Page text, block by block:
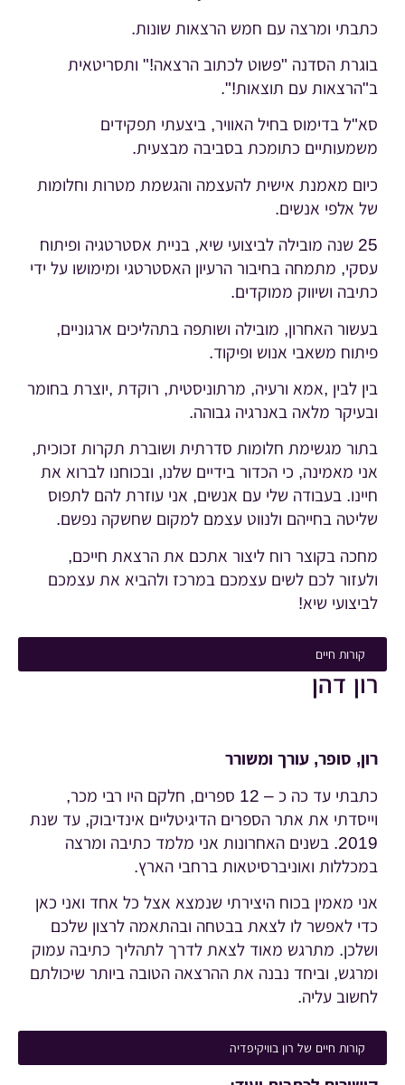
כתבתי ומרצה עם חמש הרצאות שונות.
בוגרת הסדנה "פשוט לכתוב הרצאה!" ותסריטאית
ב"הרצאות עם תוצאות!".
סא"ל בדימוס בחיל האוויר, ביצעתי תפקידים
משמעותיים כתומכת בסביבה מבצעית.
כיום מאמנת אישית להעצמה והגשמת מטרות וחלומות
של אלפי אנשים.
25 שנה מובילה לביצועי שיא, בניית אסטרטגיה ופיתוח
עסקי, מתמחה בחיבור הרעיון האסטרטגי ומימושו על ידי
כתיבה ושיווק ממוקדים.
בעשור האחרון, מובילה ושותפה בתהליכים ארגוניים,
פיתוח משאבי אנוש ופיקוד.
בין לבין ,אמא ורעיה, מרתוניסטית, רוקדת ,יוצרת בחומר
ובעיקר מלאה באנרגיה גבוהה.
בתור מגשימת חלומות סדרתית ושוברת תקרות זכוכית,
אני מאמינה, כי הכדור בידיים שלנו, ובכוחנו לברוא את
חיינו. בעבודה שלי עם אנשים, אני עוזרת להם לתפוס
שליטה בחייהם ולנווט עצמם למקום שחשקה נפשם.
מחכה בקוצר רוח ליצור אתכם את הרצאת חייכם,
ולעזור לכם לשים עצמכם במרכז ולהביא את עצמכם
לביצועי שיא!
קורות חיים
רון דהן
רון, סופר, עורך ומשורר
כתבתי עד כה כ – 12 ספרים, חלקם היו רבי מכר,
וייסדתי את אתר הספרים הדיגיטליים אינדיבוק, עד שנת
2019. בשנים האחרונות אני מלמד כתיבה ומרצה
במכללות ואוניברסיטאות ברחבי הארץ.
אני מאמין בכוח היצירתי שנמצא אצל כל אחד ואני כאן
כדי לאפשר לו לצאת בבטחה ובהתאמה לרצון שלכם
ושלכן. מתרגש מאוד לצאת לדרך לתהליך כתיבה עמוק
ומרגש, וביחד נבנה את ההרצאה הטובה ביותר שיכולתם
לחשוב עליה.
קורות חיים של רון בוויקיפדיה